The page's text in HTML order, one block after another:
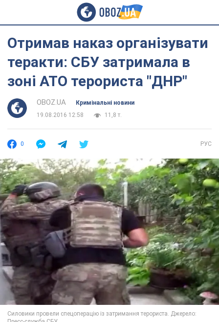
Отримав наказ організувати
теракти: СБУ затримала в
зоні АТО терориста "ДНР"
OBOZ.UA
Кримінальні новини
19.08.2016 12:58
11,8 т.
0 РУС